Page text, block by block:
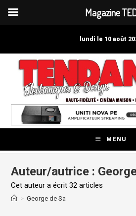
lundi le 10 août
MENU
Auteur/autrice :
Cet auteur a écrit 32 articles
> George de Sa
Magazine